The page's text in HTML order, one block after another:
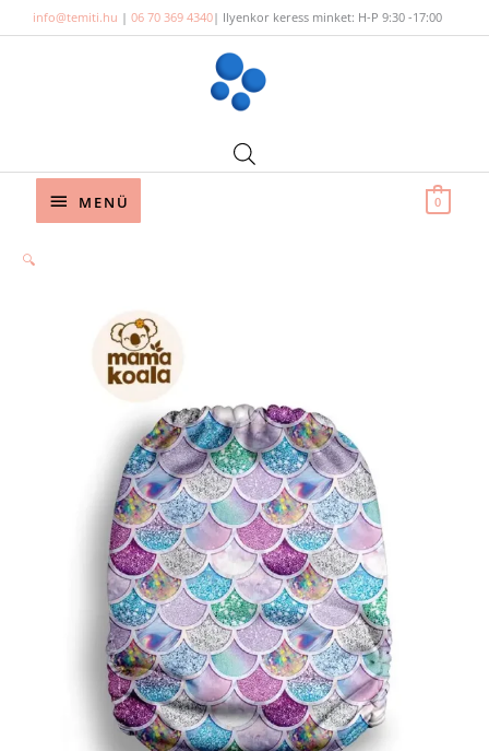
to
info@temiti.hu | 06 70 369 4340| Ilyenkor keress minket: H-P 9:30 -17:00
Below
MENÜ 0
🔍